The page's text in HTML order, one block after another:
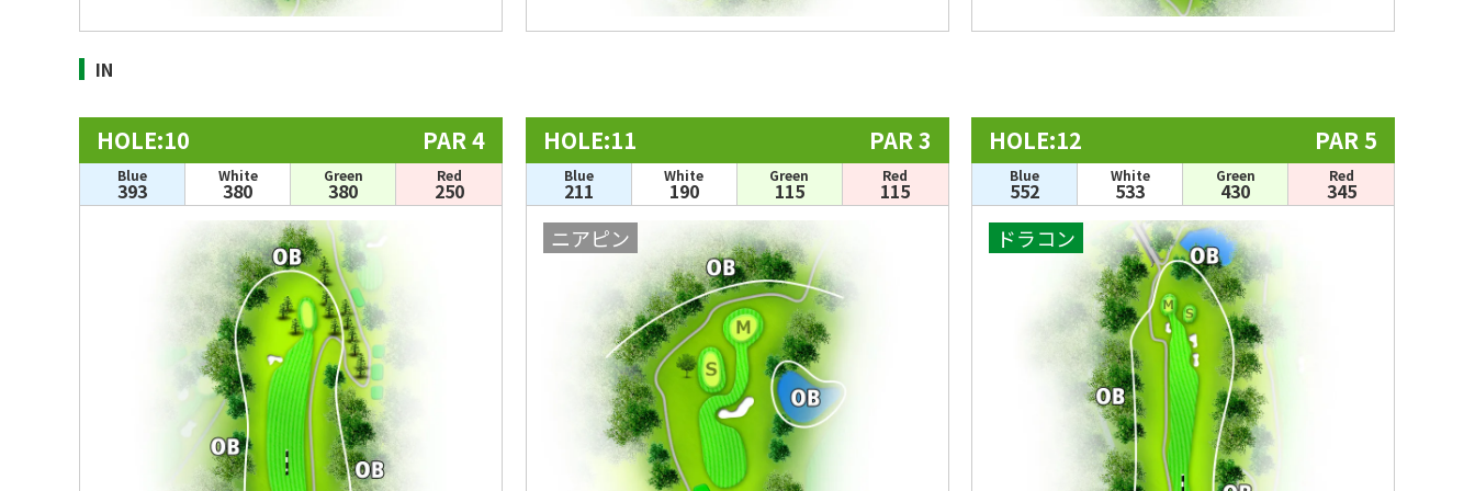
IN
HOLE:10 PAR 4
Blue
393
White
380
Green
380
Red
250
HOLE:11 PAR 3
Blue
211
White
190
Green
115
Red
115
ニアピン
HOLE:12 PAR 5
Blue
552
White
533
Green
430
Red
345
ドラコン